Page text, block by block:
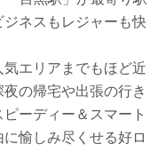
ネスもレジャーも快
エリアまでもほど近
の帰宅や出張の行き
ーディー＆スマート
愉しみ尽くせる好ロ